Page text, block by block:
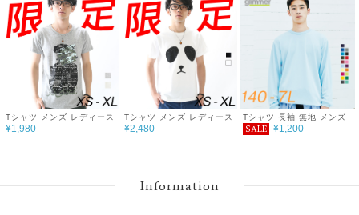
ル おしゃれ 重ね着 春 夏
秋
イトポケット付Ｔシャツ シ
ンプル おしゃれ 重ね着 春
夏 秋 7.1oz
Tシャツ メンズ レディース
半袖 ファッション トップ
れ シンプル プリント メッ
¥1,980
Tシャツ メンズ レディース
半袖 ファッション トップ
れ シンプル プリント メッ
¥2,480
Tシャツ 長袖 無地 メンズ
レディース キッズ 吸汗速
護 運動会 服 4.4オンス
SALE ¥1,200
Information